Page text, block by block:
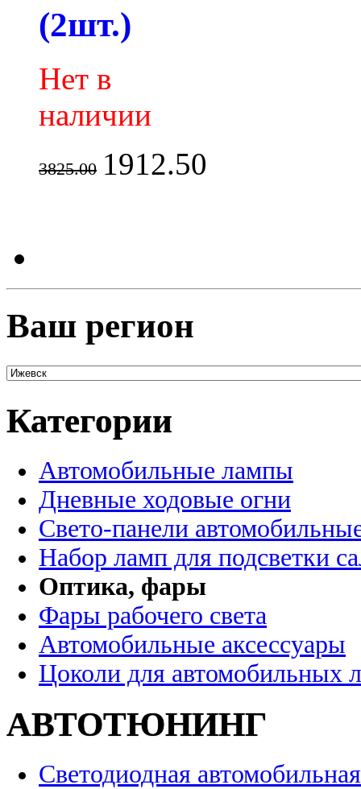
(2шт.)
Нет в
наличии
3825.00 1912.50
Ваш регион
Категории
Автомобильные лампы
Дневные ходовые огни
Свето-панели
Набор ламп для подсветки
Оптика, фары
Фары рабочего света
Автомобильные аксессуары
Цоколи для автомобильных
АВТОТЮНИНГ
Светодиодная